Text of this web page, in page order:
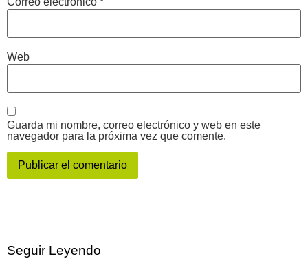
Web
Guarda mi nombre, correo electrónico y web en este
navegador para la próxima vez que comente.
Seguir Leyendo